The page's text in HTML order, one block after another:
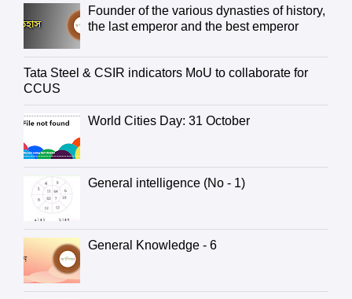
Founder of the various dynasties of history,
the last emperor and the best emperor
Tata Steel & CSIR indicators MoU to collaborate for
CCUS
World Cities Day: 31 October
General intelligence (No - 1)
General Knowledge - 6